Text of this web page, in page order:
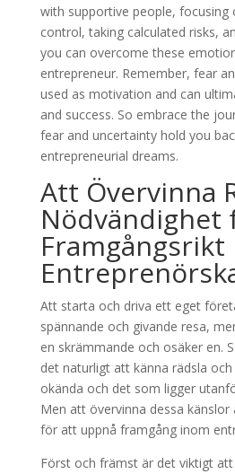
with supportive people, focusing
control, taking calculated risks,
you can overcome these
entrepreneur. Remember, fear
used as motivation and can
and success. So embrace the
fear and uncertainty hold you
entrepreneurial dreams.
Att Övervinna
Nödvändighet
Framgångsrikt
Att starta och driva ett eget
spännande och givande resa,
en skrämmande och osäker en.
det naturligt att känna rädsla
okända och det som ligger
Men att övervinna dessa känslor
för att uppnå framgång inom
Först och främst är det viktigt